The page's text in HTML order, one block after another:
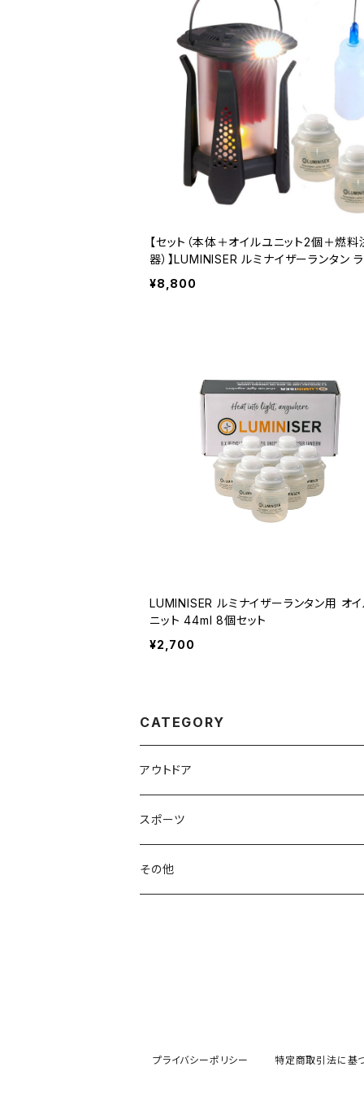
【セット（本体＋オイルユニット2個＋燃
器）】LUMINISER ルミナイザーランタン
ン / LED / オイル / キャンプ / アウトド
災【44mlのオイルで8時間連続点灯：
¥8,800
LUMINISER ルミナイザーランタン用 オ
ニット 44ml 8個セット
¥2,700
CATEGORY
アウトドア
スポーツ
その他
プライバシーポリシー 特定商取引法に基